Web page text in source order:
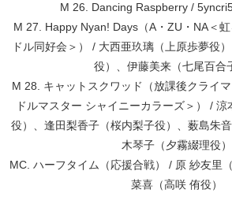
M 26. Dancing Raspberry /
M 27. Happy Nyan! Days（A・ZU・NA＜
ドル同好会＞） / 大西亜玖璃（上原歩夢役
役）、伊藤美来（七尾百合
M 28. キャットスクワッド（放課後クライ
ドルマスター シャイニーカラーズ＞） /
役）、逢田梨香子（桜内梨子役）、薮島朱
木琴子（夕霧綴理役）
MC. ハーフタイム（応援合戦） / 原 紗友里
菜喜（高咲 侑役）